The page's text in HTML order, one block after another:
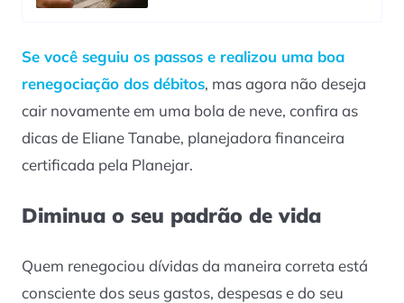
Se você seguiu os passos e realizou uma boa
renegociação dos débitos, mas agora não deseja
cair novamente em uma bola de neve, confira as
dicas de Eliane Tanabe, planejadora financeira
certificada pela Planejar.
Diminua o seu padrão de vida
Quem renegociou dívidas da maneira correta está
consciente dos seus gastos, despesas e do seu